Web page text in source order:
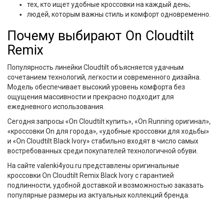
тех, кто ищет удобные кроссовки на каждый день;
людей, которым важны стиль и комфорт одновременно.
Почему выбирают On Cloudtilt
Remix
Популярность линейки Cloudtilt объясняется удачным
сочетанием технологий, легкости и современного дизайна.
Модель обеспечивает высокий уровень комфорта без
ощущения массивности и прекрасно подходит для
ежедневного использования.
Сегодня запросы «On Cloudtilt купить», «On Running оригинал»,
«кроссовки On для города», «удобные кроссовки для ходьбы»
и «On Cloudtilt Black Ivory» стабильно входят в число самых
востребованных среди покупателей технологичной обуви.
На сайте valenki4you.ru представлены оригинальные
кроссовки On Cloudtilt Remix Black Ivory с гарантией
подлинности, удобной доставкой и возможностью заказать
популярные размеры из актуальных коллекций бренда.